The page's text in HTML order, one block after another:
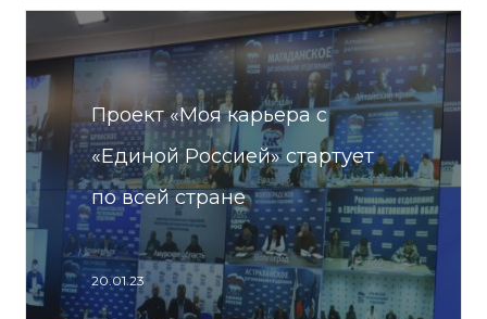
Проект «Моя карьера с
«Единой Россией» стартует
по всей стране
20.01.23